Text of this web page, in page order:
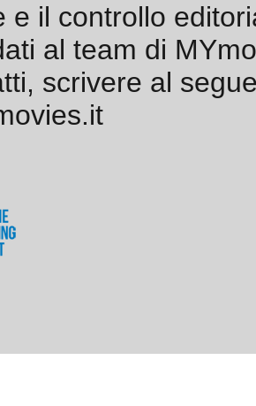
e il controllo
al team di
scrivere al